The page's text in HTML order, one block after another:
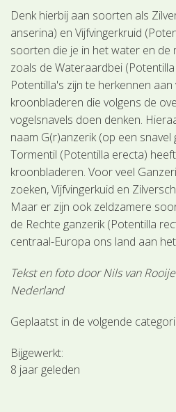
Denk hierbij aan soorten als
anserina) en Vijfvingerkruid
soorten die je in het water en de
zoals de Wateraardbei
Potentilla's zijn te herkennen
kroonbladeren die volgens de
vogelsnavels doen denken.
naam G(r)anzerik (op een snavel
Tormentil (Potentilla erecta)
kroonbladeren. Voor veel
zoeken, Vijfvingerkuid en
Maar er zijn ook zeldzamere
de Rechte ganzerik (Potentilla
centraal-Europa ons land aan
Tekst en foto door Nils van
Nederland
Geplaatst in de volgende
Bijgewerkt:
8 jaar geleden